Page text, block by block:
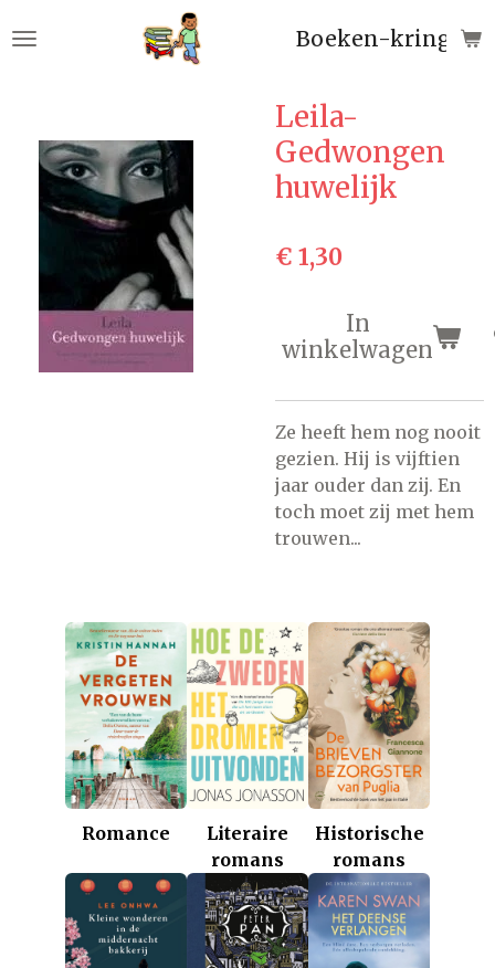
direct
Boeken-
Leila-
Gedwongen
huwelijk
€ 1,30
In
winkelwagen
Ze heeft hem nog nooit
gezien. Hij is vijftien
jaar ouder dan zij. En
toch moet zij met hem
trouwen...
Romance
Literaire
romans
Historische
romans